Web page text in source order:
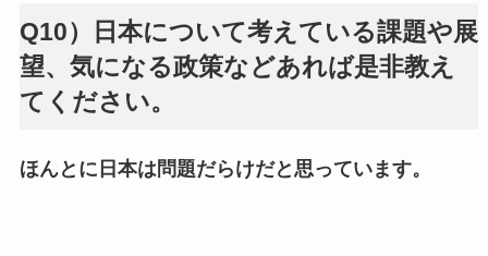
Q10）日本について考えている課題や展
望、気になる政策などあれば是非教え
てください。
ほんとに日本は問題だらけだと思っています。